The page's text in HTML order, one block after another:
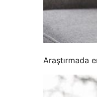
Araştırmada